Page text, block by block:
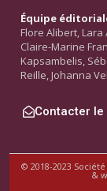
Équipe
Flore Alibert,
Claire-Marine
Kapsambelis,
Reille, Johanna
Contacter
© 2018-2023
&